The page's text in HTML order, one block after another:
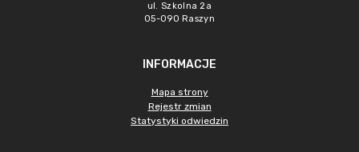
ul. Szkolna 2a
05-090 Raszyn
INFORMACJE
Mapa strony
Rejestr zmian
Statystyki odwiedzin